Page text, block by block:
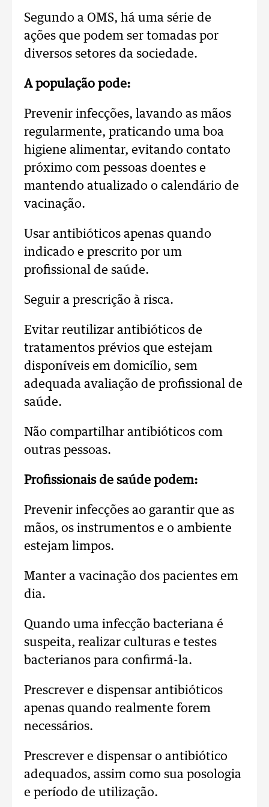
Segundo a OMS, há uma série de
ações que podem ser tomadas por
diversos setores da sociedade.
A população pode:
Prevenir infecções, lavando as mãos
regularmente, praticando uma boa
higiene alimentar, evitando contato
próximo com pessoas doentes e
mantendo atualizado o calendário de
vacinação.
Usar antibióticos apenas quando
indicado e prescrito por um
profissional de saúde.
Seguir a prescrição à risca.
Evitar reutilizar antibióticos de
tratamentos prévios que estejam
disponíveis em domicílio, sem
adequada avaliação de profissional de
saúde.
Não compartilhar antibióticos com
outras pessoas.
Profissionais de saúde podem:
Prevenir infecções ao garantir que as
mãos, os instrumentos e o ambiente
estejam limpos.
Manter a vacinação dos pacientes em
dia.
Quando uma infecção bacteriana é
suspeita, realizar culturas e testes
bacterianos para confirmá-la.
Prescrever e dispensar antibióticos
apenas quando realmente forem
necessários.
Prescrever e dispensar o antibiótico
adequados, assim como sua posologia
e período de utilização.